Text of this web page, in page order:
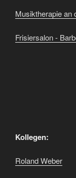
Musiktherapie an
Frisiersalon -
Kollegen:
Roland Weber